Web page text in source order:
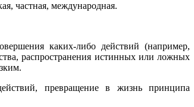
частная, международная.
каких-либо действий (например,
распространения истинных или ложных
превращение в жизнь принципа